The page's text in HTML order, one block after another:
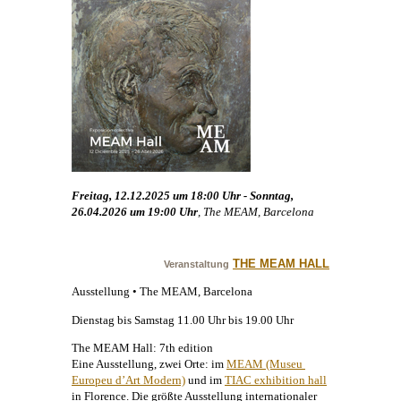
Freitag, 12.12.2025 um 18:00 Uhr - Sonntag,
26.04.2026 um 19:00 Uhr , The MEAM, Barcelona
Veranstaltung THE MEAM HALL
Ausstellung • The MEAM, Barcelona
Dienstag bis Samstag 11.00 Uhr bis 19.00 Uhr
The MEAM Hall: 7th edition
Eine Ausstellung, zwei Orte: im MEAM (Museu
Europeu d’Art Modern) und im TIAC exhibition hall
in Florence. Die größte Ausstellung internationaler